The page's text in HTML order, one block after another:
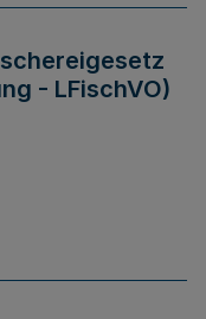
- LFischVO)